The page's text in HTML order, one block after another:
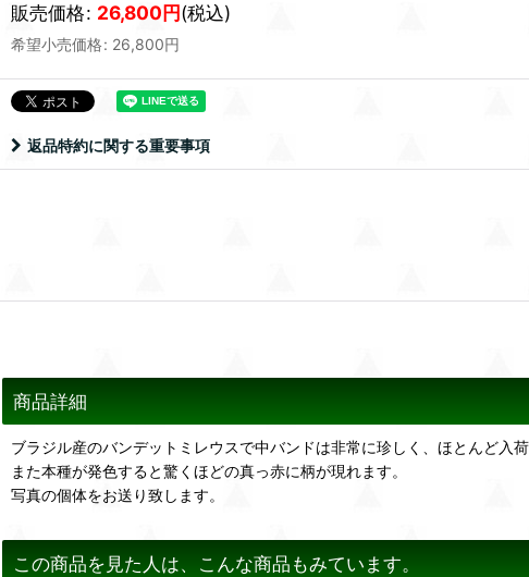
販売価格: 26,800円(税込)
希望小売価格: 26,800円
返品特約に関する重要事項
商品詳細
ブラジル産のバンデットミレウスで中バンドは非常に珍しく、ほとんど入
また本種が発色すると驚くほどの真っ赤に柄が現れます。
写真の個体をお送り致します。
この商品を見た人は、こんな商品もみています。